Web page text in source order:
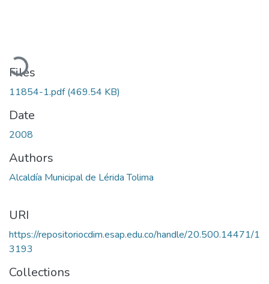
Loading...
Files
11854-1.pdf(469.54 KB)
Date
2008
Authors
Alcaldía Municipal de Lérida Tolima
URI
https://repositoriocdim.esap.edu.co/handle/20.500.14471/1
3193
Collections